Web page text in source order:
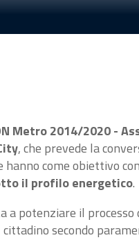
Metro 2014/2020 -
, che prevede la
hanno come obiettivo
il profilo energetico.
potenziare il
secondo